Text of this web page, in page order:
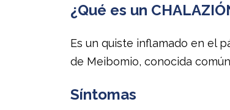
¿Qué es un
Es un quiste inflamado en el
de Meibomio, conocida
Síntomas